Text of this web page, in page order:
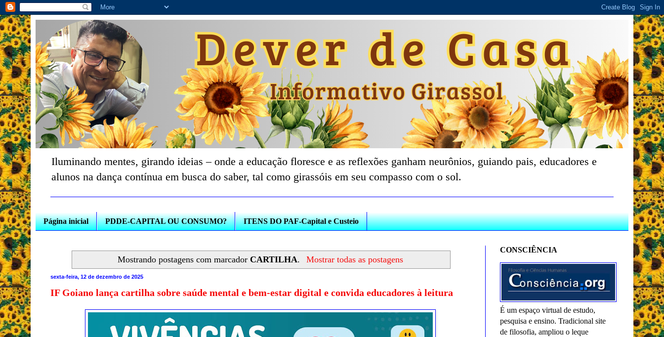
Iluminando mentes, girando ideias – onde a educação floresce e as reflexões ganham neurônios, guiando pais, educadores e
alunos na dança contínua em busca do saber, tal como girassóis em seu compasso com o sol.
Página inicial PDDE-CAPITAL OU CONSUMO? ITENS DO PAF-Capital e Custeio
Mostrando postagens com marcador CARTILHA. Mostrar todas as postagens
sexta-feira, 12 de dezembro de 2025
IF Goiano lança cartilha sobre saúde mental e bem-estar digital e convida educadores à leitura
CONSCIÊNCIA
É um espaço virtual de estudo,
pesquisa e ensino. Tradicional site
de filosofia, ampliou o leque